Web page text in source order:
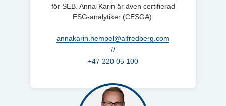
för SEB. Anna-Karin är även certifierad
ESG-analytiker (CESGA).
annakarin.hempel@alfredberg.com
//
+47 220 05 100